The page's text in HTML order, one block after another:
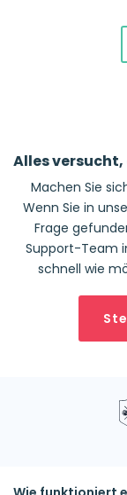
Alles
Machen Sie
Wenn Sie in
Frage
Support-Team
schnell wie